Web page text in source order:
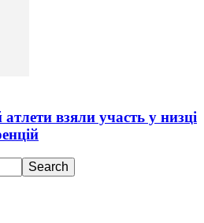
взяли участь у низці